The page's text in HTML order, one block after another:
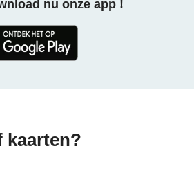
nu onze app !
kaarten?